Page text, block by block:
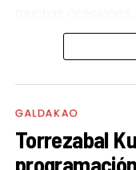
que surjan miedos,
sufrimiento. Mi
momentos tan
‘El brazalete
con esta campaña?
GALDAKAO
Torrezabal